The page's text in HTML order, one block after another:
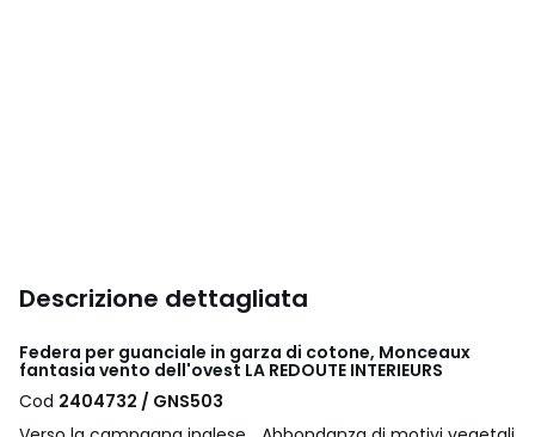
Descrizione dettagliata
Federa per guanciale in garza di cotone, Monceaux
fantasia vento dell'ovest LA REDOUTE INTERIEURS
Cod 2404732 / GNS503